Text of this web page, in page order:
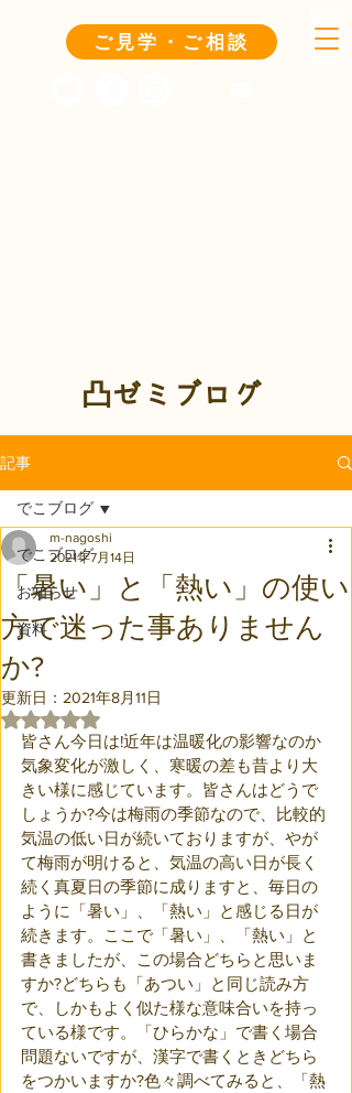
ご見学・ご相談
凸ゼミブログ
記事
でこブログ
お知らせ
資料
でこブログ
「暑い」と「熱い」の使い
方で迷った事ありません
か?
m-nagoshi
2021年7月14日
更新日： 2021年8月11日
5つ星のうちNaNと評価されています。
皆さん今日は!近年は温暖化の影響なのか
気象変化が激しく、寒暖の差も昔より大
きい様に感じています。皆さんはどうで
しょうか?今は梅雨の季節なので、比較的
気温の低い日が続いておりますが、やが
て梅雨が明けると、気温の高い日が長く
続く真夏日の季節に成りますと、毎日の
ように「暑い」、「熱い」と感じる日が
続きます。ここで「暑い」、「熱い」と
書きましたが、この場合どちらと思いま
すか?どちらも「あつい」と同じ読み方
で、しかもよく似た様な意味合いを持っ
ている様です。「ひらかな」で書く場合
問題ないですが、漢字で書くときどちら
をつかいますか?色々調べてみると、「熱